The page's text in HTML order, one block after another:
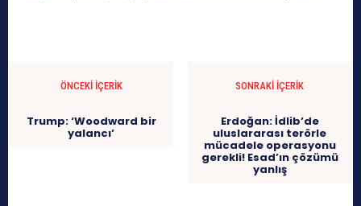
ÖNCEKI İÇERIK
Trump: ‘Woodward bir
yalancı’
SONRAKI İÇERIK
Erdoğan: İdlib’de
uluslararası terörle
mücadele operasyonu
gerekli! Esad’ın çözümü
yanlış